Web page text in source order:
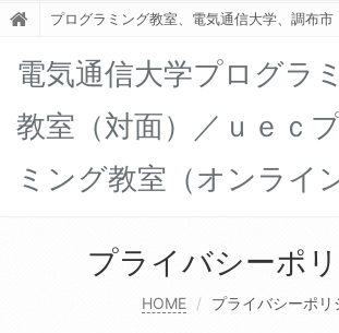
プログラミング教室、電気通信大学、調布市
電気通信大学プログラ
教室（対面）／ｕｅｃ
ミング教室（オンライン
プライバシーポ
HOME プライバシーポリ